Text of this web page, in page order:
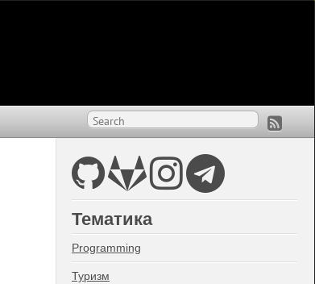
Тематика
Programming
Туризм